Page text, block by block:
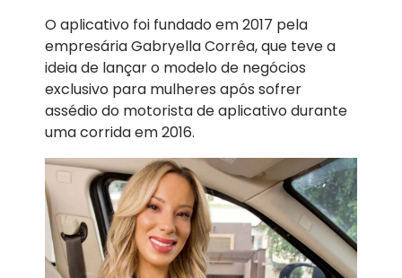
O aplicativo foi fundado em 2017 pela
empresária Gabryella Corrêa, que teve a
ideia de lançar o modelo de negócios
exclusivo para mulheres após sofrer
assédio do motorista de aplicativo durante
uma corrida em 2016.